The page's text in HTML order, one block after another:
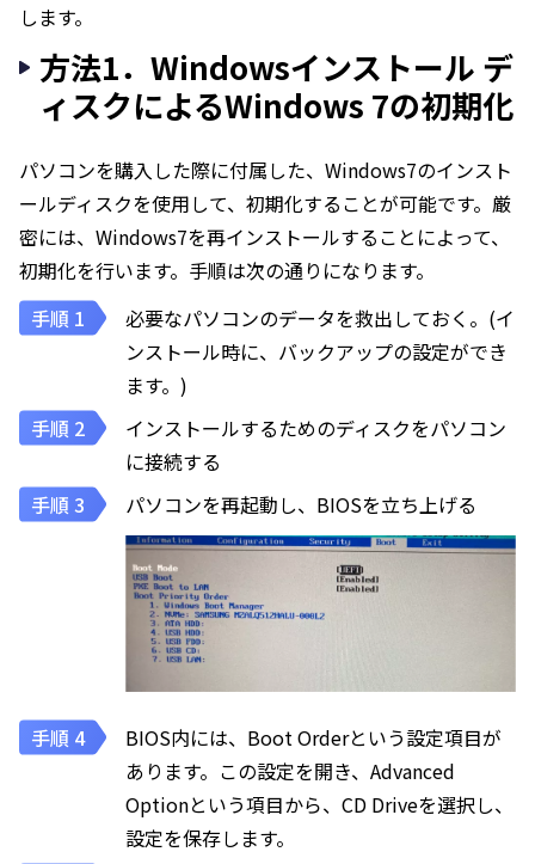
します。
方法1．Windowsインストール デ
ィスクによるWindows 7の初期化
パソコンを購入した際に付属した、Windows7のインスト
ールディスクを使用して、初期化することが可能です。厳
密には、Windows7を再インストールすることによって、
初期化を行います。手順は次の通りになります。
必要なパソコンのデータを救出しておく。(イ
ンストール時に、バックアップの設定ができ
ます。)
インストールするためのディスクをパソコン
に接続する
パソコンを再起動し、BIOSを立ち上げる
BIOS内には、Boot Orderという設定項目が
あります。この設定を開き、Advanced
Optionという項目から、CD Driveを選択し、
設定を保存します。